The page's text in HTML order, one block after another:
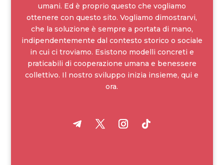
umani. Ed è proprio questo che vogliamo
ottenere con questo sito. Vogliamo dimostrarvi,
che la soluzione è sempre a portata di mano,
indipendentemente dal contesto storico o sociale
in cui ci troviamo. Esistono modelli concreti e
praticabili di cooperazione umana e benessere
collettivo. Il nostro sviluppo inizia insieme, qui e
ora.